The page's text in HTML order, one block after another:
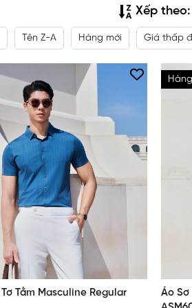
Xếp theo:
Tên Z-A Hàng mới Giá thấp
Tằm Masculine Regular
Áo Sơ